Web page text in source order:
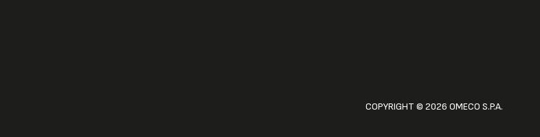
COPYRIGHT © 2026 OMECO S.P.A.